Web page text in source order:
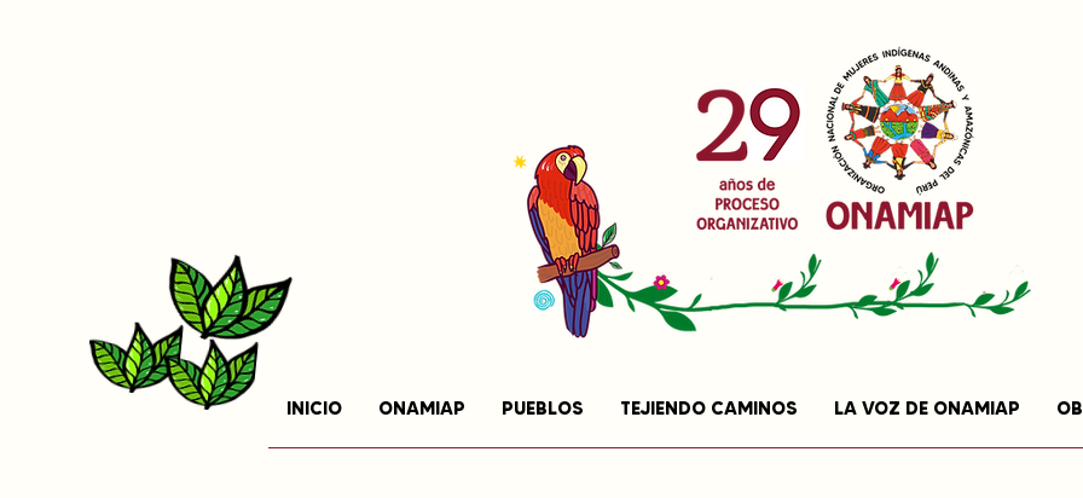
INICIO ONAMIAP PUEBLOS TEJIENDO CAMINOS LA VOZ DE ONAMIAP